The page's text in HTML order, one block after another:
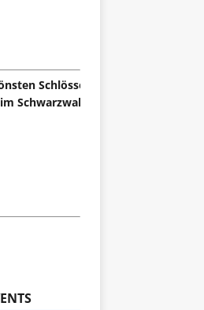
Schlösser
Schwarzwald